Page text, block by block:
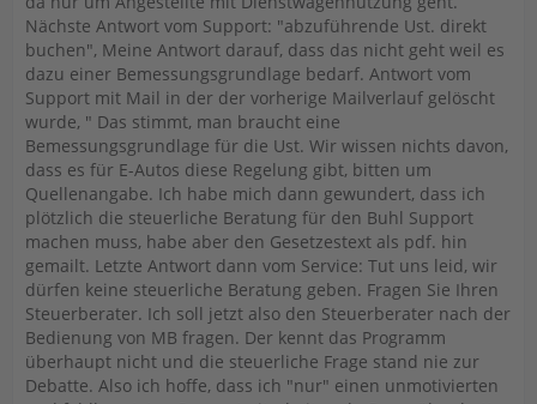
Nächste Antwort vom Support: "abzuführende Ust. direkt
buchen", Meine Antwort darauf, dass das nicht geht weil es
dazu einer Bemessungsgrundlage bedarf. Antwort vom
Support mit Mail in der der vorherige Mailverlauf gelöscht
wurde, " Das stimmt, man braucht eine
Bemessungsgrundlage für die Ust. Wir wissen nichts davon,
dass es für E-Autos diese Regelung gibt, bitten um
Quellenangabe. Ich habe mich dann gewundert, dass ich
plötzlich die steuerliche Beratung für den Buhl Support
machen muss, habe aber den Gesetzestext als pdf. hin
gemailt. Letzte Antwort dann vom Service: Tut uns leid, wir
dürfen keine steuerliche Beratung geben. Fragen Sie Ihren
Steuerberater. Ich soll jetzt also den Steuerberater nach der
Bedienung von MB fragen. Der kennt das Programm
überhaupt nicht und die steuerliche Frage stand nie zur
Debatte. Also ich hoffe, dass ich "nur" einen unmotivierten